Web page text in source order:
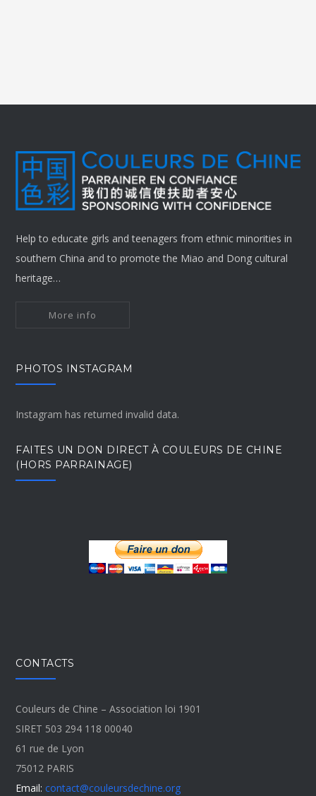
Help to educate girls and teenagers from ethnic minorities in
southern China and to promote the Miao and Dong cultural
heritage…
More info
PHOTOS INSTAGRAM
Instagram has returned invalid data.
FAITES UN DON DIRECT À COULEURS DE CHINE
(HORS PARRAINAGE)
CONTACTS
Couleurs de Chine – Association loi 1901
SIRET 503 294 118 00040
61 rue de Lyon
75012 PARIS
Email: contact@couleursdechine.org